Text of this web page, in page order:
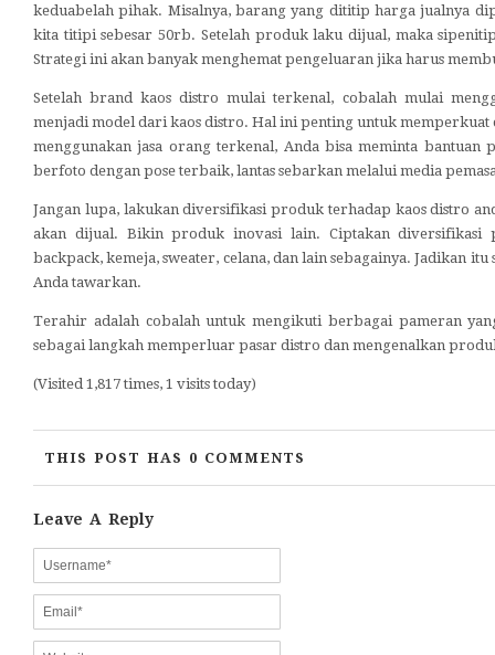
keduabelah pihak. Misalnya, barang yang dititip harga jualnya
kita titipi sebesar 50rb. Setelah produk laku dijual, maka
Strategi ini akan banyak menghemat pengeluaran jika harus
Setelah brand kaos distro mulai terkenal, cobalah mulai
menjadi model dari kaos distro. Hal ini penting untuk
menggunakan jasa orang terkenal, Anda bisa meminta bantuan
berfoto dengan pose terbaik, lantas sebarkan melalui media
Jangan lupa, lakukan diversifikasi produk terhadap kaos distro
akan dijual. Bikin produk inovasi lain. Ciptakan diversifikasi
backpack, kemeja, sweater, celana, dan lain sebagainya. Jadikan
Anda tawarkan.
Terahir adalah cobalah untuk mengikuti berbagai pameran
sebagai langkah memperluar pasar distro dan mengenalkan
(Visited 1,817 times, 1 visits today)
THIS POST HAS 0 COMMENTS
Leave A Reply